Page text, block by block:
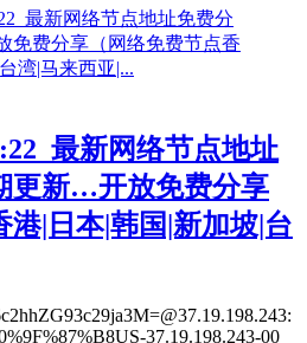
最新网络节点地址
更新…开放免费分享
港|日本|韩国|新加坡|台
37.19.198.243-00